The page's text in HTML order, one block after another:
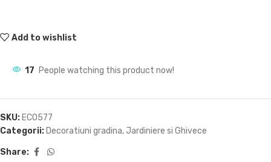
Add to wishlist
17 People watching this product now!
SKU: ECO577
Categorii: Decoratiuni gradina, Jardiniere si Ghivece
Share: